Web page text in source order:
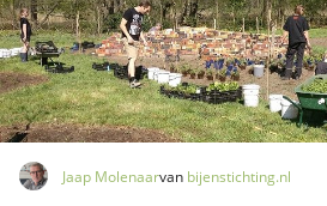
Jaap Molenaarvan bijenstichting.nl